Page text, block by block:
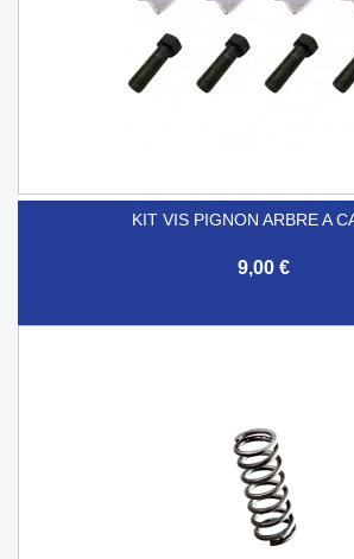
KIT VIS PIGNON ARBRE A
9,00 €